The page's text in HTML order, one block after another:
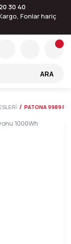
30 40
Fonlar hariç
ARA
PATONA 9989